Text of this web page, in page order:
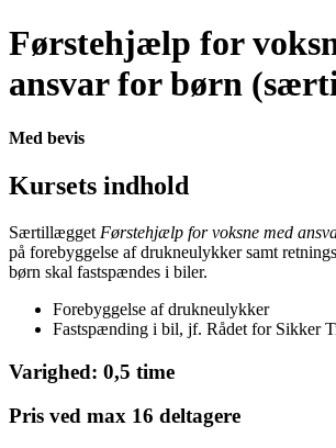
Førstehjælp for
ansvar for børn
Med bevis
Kursets indhold
Særtillægget Førstehjælp for voksne med
på forebyggelse af drukneulykker samt
børn skal fastspændes i biler.
Forebyggelse af drukneulykker
Fastspænding i bil, jf. Rådet for Sikker
Varighed: 0,5 time
Pris ved max 16 deltagere